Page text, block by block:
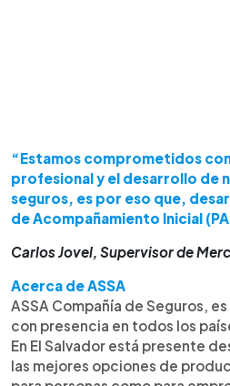
“Estamos comprometidos
profesional y el desarrollo de
seguros, es por eso que,
de Acompañamiento Inicial
Carlos Jovel, Supervisor de
Acerca de ASSA
ASSA Compañía de Seguros,
con presencia en todos los
En El Salvador está presente
las mejores opciones de